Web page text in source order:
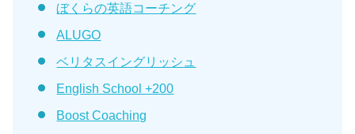
ぼくらの英語コーチング
ALUGO
ベリタスイングリッシュ
English School +200
Boost Coaching